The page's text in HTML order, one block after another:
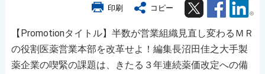
印刷 コピー Twitter Facebook
【Promotionタイトル】半数が営業組織見直し変わるＭＲ
の役割医薬営業本部を改革せよ！編集長沼田佳之大手製
薬企業の喫緊の課題は、きたる３年連続薬価改定への備